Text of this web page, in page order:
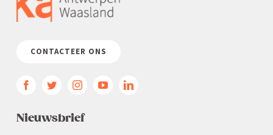
CONTACTEER ONS
Nieuws­brief